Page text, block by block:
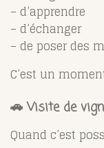
– d’apprendre
– d’échanger
– de poser des
C’est un
🚗 Visite de
Quand c’est